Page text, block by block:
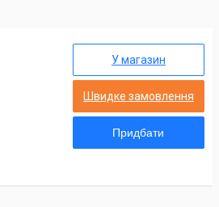
У магазин
Швидке замовлення
Придбати